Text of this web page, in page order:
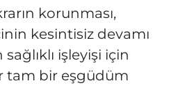
korunması,
kesintisiz devamı
işleyişi için
tam bir eşgüdüm